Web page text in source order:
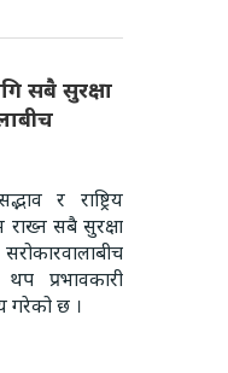
सबै सुरक्षा
र राष्ट्रिय
सबै सुरक्षा
प्रभावकारी
गरेको छ ।